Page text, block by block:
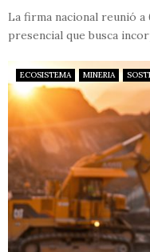
La firma nacional reunió a
presencial que busca
ECOSISTEMA MINERIA